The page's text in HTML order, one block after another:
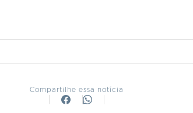
Compartilhe essa notícia